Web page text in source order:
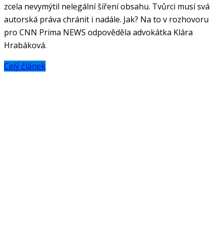
zcela nevymýtil nelegální šíření obsahu. Tvůrci musí svá
autorská práva chránit i nadále. Jak? Na to v rozhovoru
pro CNN Prima NEWS odpověděla advokátka Klára
Hrabáková.
Celý článek